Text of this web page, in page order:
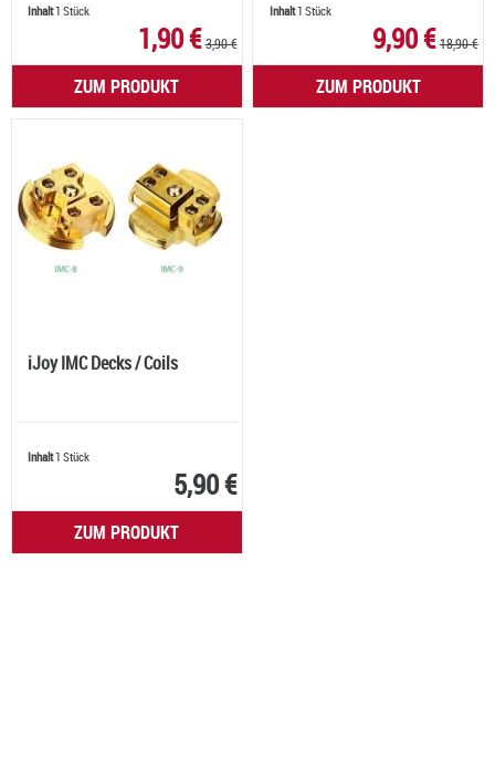
Inhalt1 Stück
1,90 €3,90 €
ZUM PRODUKT
Inhalt1 Stück
9,90 €18,90 €
ZUM PRODUKT
iJoy IMC Decks / Coils
Inhalt1 Stück
5,90 €
ZUM PRODUKT